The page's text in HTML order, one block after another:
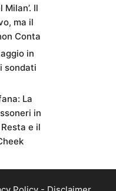
Il
ma il
Conta
in
sondati
La
in
e il